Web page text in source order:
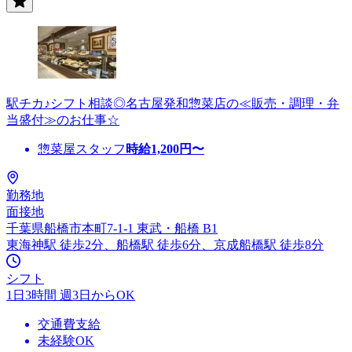
駅チカ♪シフト相談◎名古屋発和惣菜店の≪販売・調理・弁
当盛付≫のお仕事☆
惣菜屋スタッフ 時給1,200円〜
勤務地
面接地
千葉県船橋市本町7-1-1 東武・船橋 B1
東海神駅 徒歩2分、船橋駅 徒歩6分、京成船橋駅 徒歩8分
シフト
1日3時間 週3日からOK
交通費支給
未経験OK